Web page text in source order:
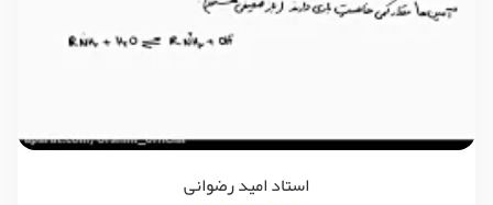
استاد امید رضوانی